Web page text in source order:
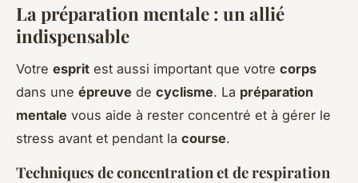
La préparation mentale : un allié
indispensable
Votre esprit est aussi important que votre corps
dans une épreuve de cyclisme. La préparation
mentale vous aide à rester concentré et à gérer le
stress avant et pendant la course.
Techniques de concentration et de respiration